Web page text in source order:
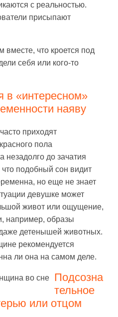
с реальностью.
присыпают
вместе, что кроется под
себя или кого-то
в «интересном»
наяву
приходят
пола
незадолго до зачатия
подобный сон видит
но еще не знает
девушке может
живот или ощущение,
например, образы
детенышей животных.
рекомендуется
ли она на самом деле.
Подсозна
тельное
или отцом